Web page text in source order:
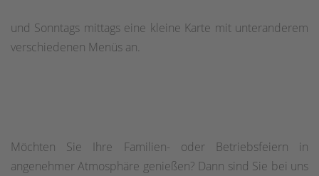
und Sonntags mittags eine kleine Karte mit unteranderem
verschiedenen Menüs an.
Möchten Sie Ihre Familien- oder Betriebsfeiern in
angenehmer Atmosphäre genießen? Dann sind Sie bei uns